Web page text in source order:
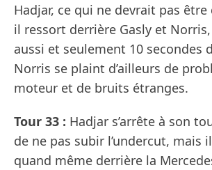
Hadjar, ce qui ne devrait pas
il ressort derrière Gasly et
aussi et seulement 10 secondes
Norris se plaint d’ailleurs de
moteur et de bruits étranges.
Tour 33 : Hadjar s’arrête à son
de ne pas subir l’undercut, mais
quand même derrière la